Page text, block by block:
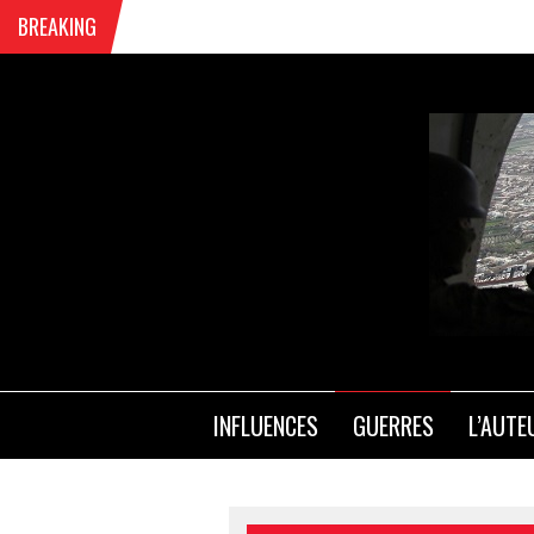
BREAKING
INFLUENCES GUERRES